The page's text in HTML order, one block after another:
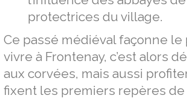
protectrices du village.
Ce passé médiéval façonne
vivre à Frontenay, c’est alors
aux corvées, mais aussi
fixent les premiers repères de